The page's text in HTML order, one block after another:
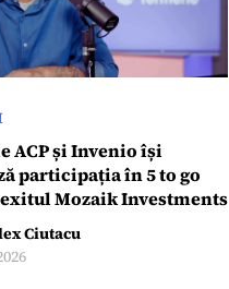
ACP și Invenio își
participația în 5 to go
Mozaik Investments
Ciutacu